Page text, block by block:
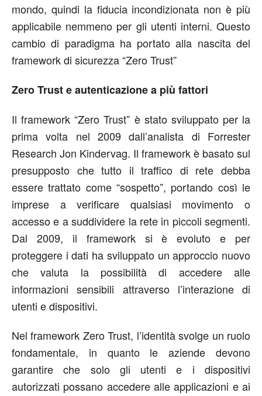
mondo, quindi la fiducia incondizionata non è più
applicabile nemmeno per gli utenti interni. Questo
cambio di paradigma ha portato alla nascita del
framework di sicurezza “Zero Trust”
Zero Trust e autenticazione a più fattori
Il framework “Zero Trust” è stato sviluppato per la
prima volta nel 2009 dall’analista di Forrester
Research Jon Kindervag. Il framework è basato sul
presupposto che tutto il traffico di rete debba
essere trattato come “sospetto”, portando così le
imprese a verificare qualsiasi movimento o
accesso e a suddividere la rete in piccoli segmenti.
Dal 2009, il framework si è evoluto e per
proteggere i dati ha sviluppato un approccio nuovo
che valuta la possibilità di accedere alle
informazioni sensibili attraverso l’interazione di
utenti e dispositivi.
Nel framework Zero Trust, l’identità svolge un ruolo
fondamentale, in quanto le aziende devono
garantire che solo gli utenti e i dispositivi
autorizzati possano accedere alle applicazioni e ai